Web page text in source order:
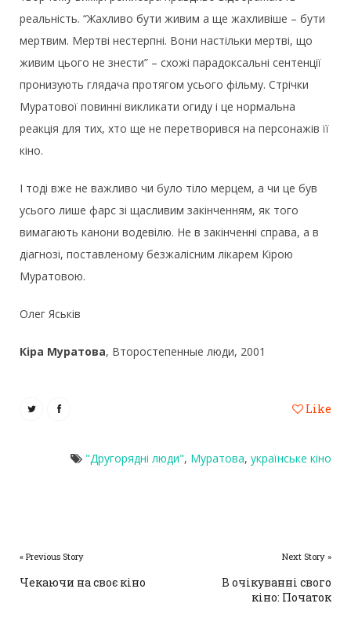
реальність. “Жахливо бути живим а ще жахливіше – бути
мертвим. Мертві нестерпні. Вони настільки мертві, що
живим цього не знести” – схожі парадоксальні сентенції
пронизують глядача протягом усього фільму. Стрічки
Муратової повинні викликати огиду і це нормальна
реакція для тих, хто ще не перетворився на персонажів її
кіно.
І тоді вже не важливо чи було тіло мерцем, а чи це був
усього лише фарс зі щасливим закінченням, як того
вимагають канони водевілю. Не в закінченні справа, а в
діагнозі, поставленому безжалісним лікарем Кірою
Муратовою.
Олег Яськів
Кіра Муратова, Второстепенные люди, 2001
Like
"Другорядні люди", Муратова, українське кіно
« Previous Story
Чекаючи на своє кіно
Next Story »
В очікуванні свого
кіно: Початок